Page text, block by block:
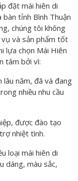
đặt mái hiên di
tỉnh Bình Thuận
chúng tôi không
và sản phẩm tốt
lựa chọn Mái Hiên
tâm bởi vì:
lâu năm, đã và đang
nhiều nhu cầu
được đào tạo
nhiệt tình.
loại mái hiên di
dáng, màu sắc,